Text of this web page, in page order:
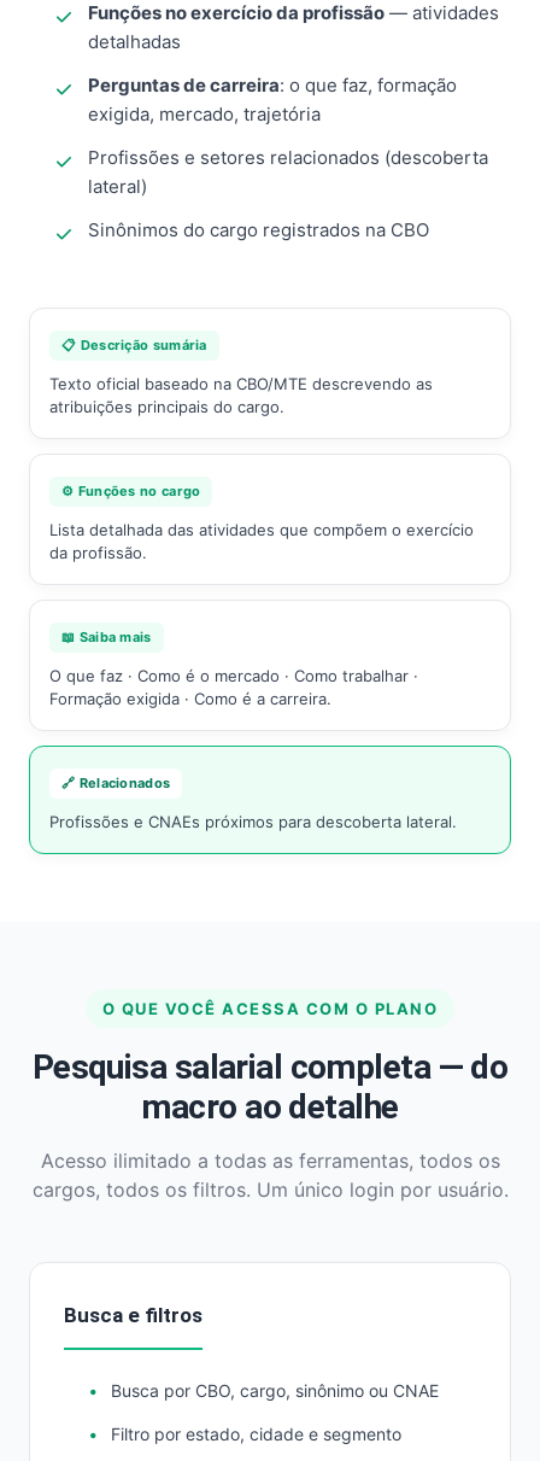
Funções no exercício da profissão — atividades
detalhadas
Perguntas de carreira: o que faz, formação
exigida, mercado, trajetória
Profissões e setores relacionados (descoberta
lateral)
Sinônimos do cargo registrados na CBO
📋 Descrição sumária
Texto oficial baseado na CBO/MTE descrevendo as
atribuições principais do cargo.
⚙️ Funções no cargo
Lista detalhada das atividades que compõem o exercício
da profissão.
📖 Saiba mais
O que faz · Como é o mercado · Como trabalhar ·
Formação exigida · Como é a carreira.
🔗 Relacionados
Profissões e CNAEs próximos para descoberta lateral.
O QUE VOCÊ ACESSA COM O PLANO
Pesquisa salarial completa — do
macro ao detalhe
Acesso ilimitado a todas as ferramentas, todos os
cargos, todos os filtros. Um único login por usuário.
Busca e filtros
Busca por CBO, cargo, sinônimo ou CNAE
Filtro por estado, cidade e segmento